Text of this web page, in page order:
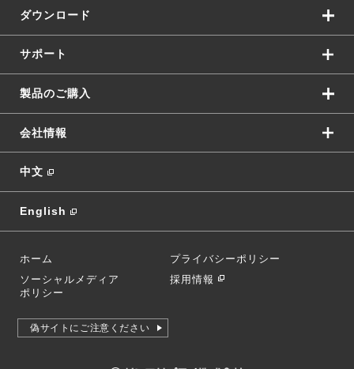
ダウンロード
サポート
製品のご購入
会社情報
中文
English
ホーム
プライバシーポリシー
ソーシャルメディア
ポリシー
採用情報
偽サイトにご注意ください